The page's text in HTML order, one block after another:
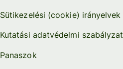
Sütikezelési (cookie) irányelvek
Kutatási adatvédelmi szabályzat
Panaszok